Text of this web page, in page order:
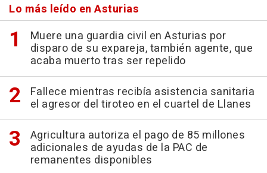
Lo más leído en Asturias
Muere una guardia civil en Asturias por
disparo de su expareja, también agente, que
acaba muerto tras ser repelido
Fallece mientras recibía asistencia sanitaria
el agresor del tiroteo en el cuartel de Llanes
Agricultura autoriza el pago de 85 millones
adicionales de ayudas de la PAC de
remanentes disponibles